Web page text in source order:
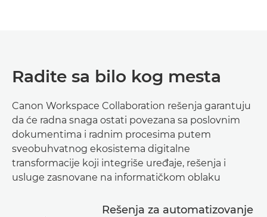
Radite sa bilo kog mesta
Canon Workspace Collaboration rešenja garantuju
da će radna snaga ostati povezana sa poslovnim
dokumentima i radnim procesima putem
sveobuhvatnog ekosistema digitalne
transformacije koji integriše uređaje, rešenja i
usluge zasnovane na informatičkom oblaku
Rešenja za automatizovanje